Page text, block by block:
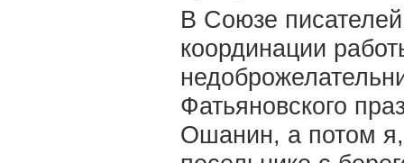
В Союзе
координации
Фатьяновского
Ошанин, а потом